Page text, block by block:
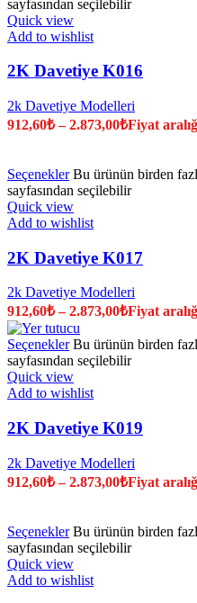
sayfasından seçilebilir
Quick view
Add to wishlist
2K Davetiye K016
2k Davetiye Modelleri
912,60₺ –2.873,00₺Fiyat
Seçenekler Bu ürünün birden
sayfasından seçilebilir
Quick view
Add to wishlist
2K Davetiye K017
2k Davetiye Modelleri
912,60₺ –2.873,00₺Fiyat
Seçenekler Bu ürünün birden
sayfasından seçilebilir
Quick view
Add to wishlist
2K Davetiye K019
2k Davetiye Modelleri
912,60₺ –2.873,00₺Fiyat
Seçenekler Bu ürünün birden
sayfasından seçilebilir
Quick view
Add to wishlist